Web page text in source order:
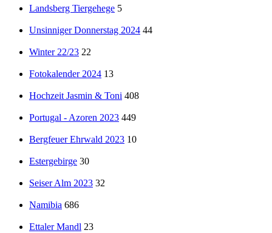
Landsberg Tiergehege 5
Unsinniger Donnerstag 2024 44
Winter 22/23 22
Fotokalender 2024 13
Hochzeit Jasmin & Toni 408
Portugal - Azoren 2023 449
Bergfeuer Ehrwald 2023 10
Estergebirge 30
Seiser Alm 2023 32
Namibia 686
Ettaler Mandl 23